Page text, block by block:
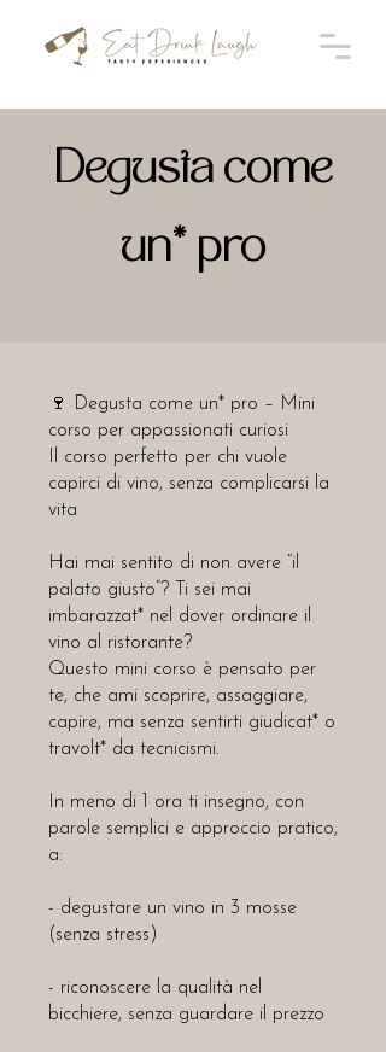
Degusta come
un* pro
🍷 Degusta come un* pro – Mini
corso per appassionati curiosi
Il corso perfetto per chi vuole
capirci di vino, senza complicarsi la
vita
Hai mai sentito di non avere “il
palato giusto”? Ti sei mai
imbarazzat* nel dover ordinare il
vino al ristorante?
Questo mini corso è pensato per
te, che ami scoprire, assaggiare,
capire, ma senza sentirti giudicat* o
travolt* da tecnicismi.
In meno di 1 ora ti insegno, con
parole semplici e approccio pratico,
a:
- degustare un vino in 3 mosse
(senza stress)
- riconoscere la qualità nel
bicchiere, senza guardare il prezzo